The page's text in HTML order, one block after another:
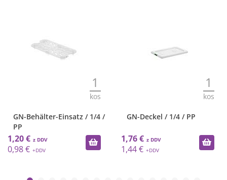
1
kos
GN-Behälter-Einsatz / 1/4 /
PP
1,20 €
0,98 €
1
kos
GN-Deckel / 1/4 / PP
1,76 €
1,44 €